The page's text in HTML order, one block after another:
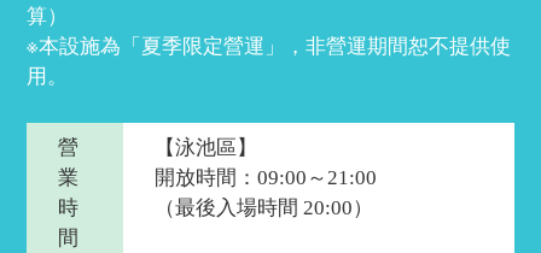
算）​
※本設施為「夏季限定營運」，非營運期間恕不提供使
用。​
營
業
時
間​
【泳池區】​
開放時間：09:00～21:00
（最後入場時間 20:00）